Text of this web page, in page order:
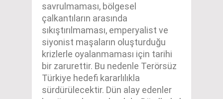
savrulmaması, bölgesel
çalkantıların arasında
sıkıştırılmaması, emperyalist ve
siyonist maşaların oluşturduğu
krizlerle oyalanmaması için tarihi
bir zarurettir. Bu nedenle Terörsüz
Türkiye hedefi kararlılıkla
sürdürülecektir. Dün alay edenler